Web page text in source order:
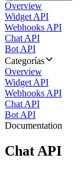
Overview
Widget API
Webhooks API
Chat API
Bot API
Categorías
Overview
Widget API
Webhooks API
Chat API
Bot API
Documentation
Chat API